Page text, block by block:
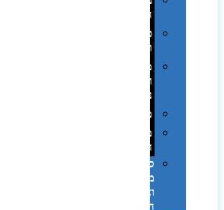
השולחן…
פינוק
וספא
מזוודות
ותיקי
נסיעות
מטריות
מוצרי
חוף
סביבת
מחשב
וציוד
היקפי